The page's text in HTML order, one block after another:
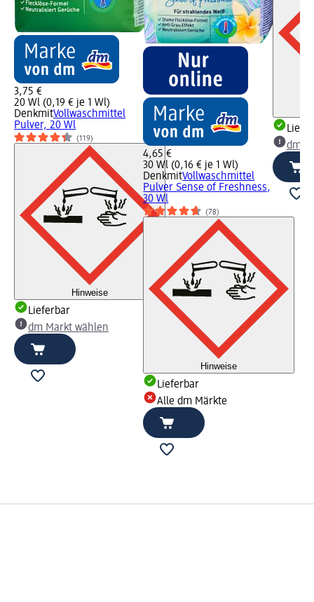
3,75 €
20 Wl (0,19 € je 1 Wl)
DenkmitVollwaschmittel
Pulver, 20 Wl
(119)
Hinweise
Lieferbar
dm Markt wählen
4,65 €
30 Wl (0,16 € je 1 Wl)
DenkmitVollwaschmittel
Pulver Sense of Freshness,
30 Wl
(78)
Hinweise
Lieferbar
Alle dm Märkte
dm